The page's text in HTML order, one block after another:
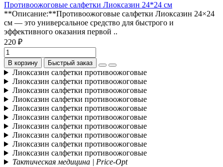
Противоожоговые салфетки Лиоксазин 24*24 см
**Описание:**Противоожоговые салфетки Лиоксазин 24×24
см — это универсальное средство для быстрого и
эффективного оказания первой ..
220 ₽
В корзину Быстрый заказ
Лиоксазин салфетки противоожоговые
Лиоксазин салфетки противоожоговые
Лиоксазин салфетки противоожоговые
Лиоксазин салфетки противоожоговые
Лиоксазин салфетки противоожоговые
Лиоксазин салфетки противоожоговые
Лиоксазин салфетки противоожоговые
Лиоксазин салфетки противоожоговые
Лиоксазин салфетки противоожоговые
Лиоксазин салфетки противоожоговые
Тактическая медицина | Price-Opt